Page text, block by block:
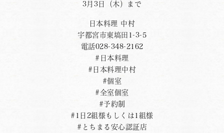
3月3日（木）まで
日本料理 中村
宇都宮市東塙田1-3-5
電話028-348-2162
#日本料理
#日本料理中村
#個室
#全室個室
#予約制
#1日2組様もしくは1組様
#とちまる安心認証店